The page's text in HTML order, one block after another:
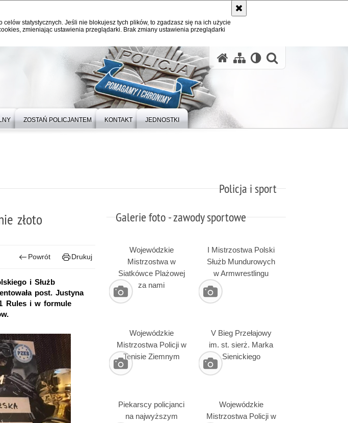
statystycznych. Jeśli nie blokujesz tych plików, to zgadzasz się na ich użycie
zmieniając ustawienia przeglądarki. Brak zmiany ustawienia przeglądarki
ZOSTAŃ POLICJANTEM KONTAKT JEDNOSTKI
Policja i sport
Galerie foto - zawody sportowe
Wojewódzkie
Mistrzostwa w
Siatkówce Plażowej
za nami
I Mistrzostwa Polski
Służb Mundurowych
w Armwrestlingu
Wojewódzkie
Mistrzostwa Policji w
Tenisie Ziemnym
V Bieg Przełajowy
im. st. sierż. Marka
Sienickiego
Piekarscy policjanci
na najwyższym
Wojewódzkie
Mistrzostwa Policji w
złoto
Powrót Drukuj
i Służb
post. Justyna
Rules i w formule